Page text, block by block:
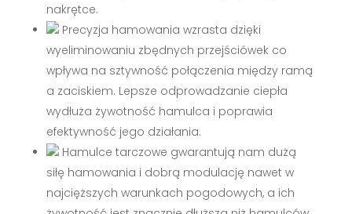
nakrętce.
Precyzja hamowania wzrasta dzięki
wyeliminowaniu zbędnych przejściówek co
wpływa na sztywność połączenia między ramą
a zaciskiem. Lepsze odprowadzanie ciepła
wydłuża żywotność hamulca i poprawia
efektywność jego działania.
Hamulce tarczowe gwarantują nam dużą
siłę hamowania i dobrą modulację nawet w
najcięższych warunkach pogodowych, a ich